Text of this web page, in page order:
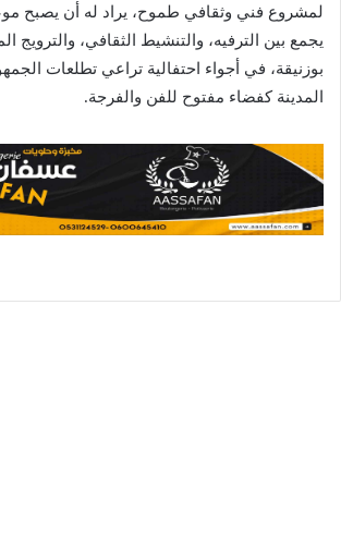
لمشروع فني وثقافي طموح، يراد له أن يصبح
يجمع بين الترفيه، والتنشيط الثقافي، والترويج
بوزنيقة، في أجواء احتفالية تراعي تطلعات
المدينة كفضاء مفتوح للفن والفرجة.